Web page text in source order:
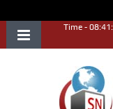
Time -